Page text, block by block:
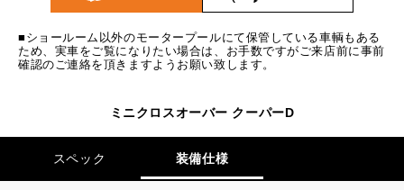
ボーナス月数 14 回
■ショールーム以外のモータープールにて保管している車輌もある
ため、実車をご覧になりたい場合は、お手数ですがご来店前に事前
確認のご連絡を頂きますようお願い致します。
ミニクロスオーバー クーパーD
スペック 装備仕様